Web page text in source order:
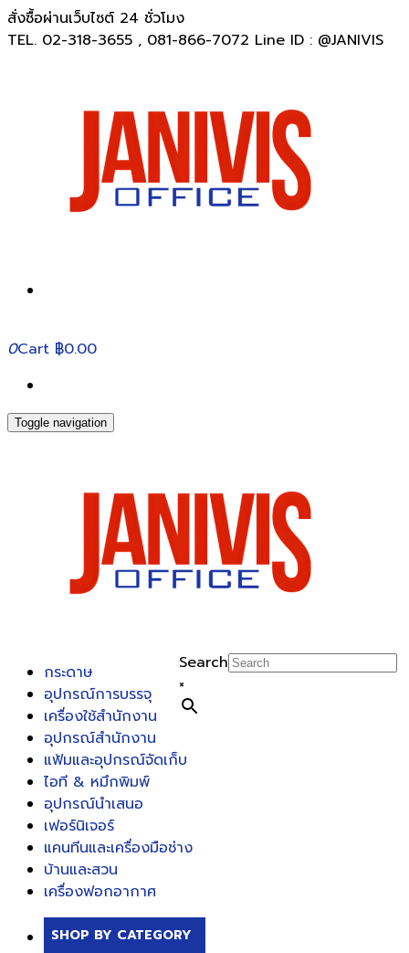
สั่งซื้อผ่านเว็บไซต์ 24 ชั่วโมง
TEL. 02-318-3655 , 081-866-7072 Line ID : @JANIVIS
0Cart ฿0.00
Toggle navigation
Search
×
กระดาษ
อุปกรณ์การบรรจุ
เครื่องใช้สำนักงาน
อุปกรณ์สำนักงาน
แฟ้มและอุปกรณ์จัดเก็บ
ไอที & หมึกพิมพ์
อุปกรณ์นำเสนอ
เฟอร์นิเจอร์
แคนทีนและเครื่องมือช่าง
บ้านและสวน
เครื่องฟอกอากาศ
SHOP BY CATEGORY